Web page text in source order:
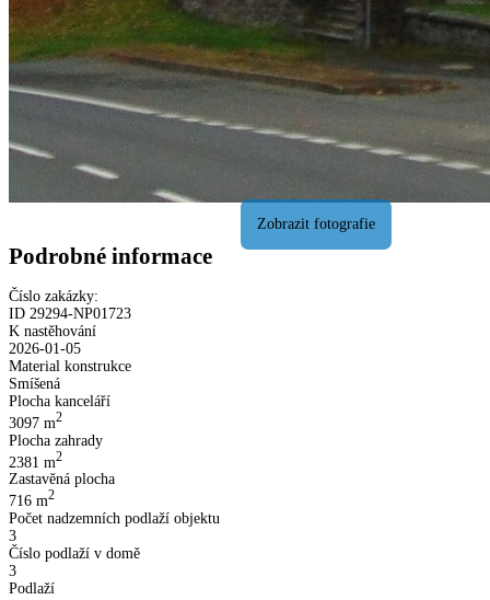
Podrobné informace
Číslo zakázky:
ID 29294-NP01723
K nastěhování
2026-01-05
Material konstrukce
Smíšená
Plocha kanceláří
3097 m2
Plocha zahrady
2381 m2
Zastavěná plocha
716 m2
Počet nadzemních podlaží objektu
3
Číslo podlaží v domě
3
Podlaží